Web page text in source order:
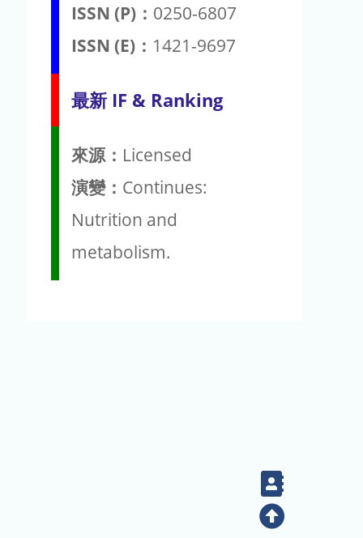
ISSN (P)： 0250-6807
ISSN (E)： 1421-9697
最新 IF & Ranking
來源： Licensed
演變： Continues:
Nutrition and
metabolism.
Contact
Top